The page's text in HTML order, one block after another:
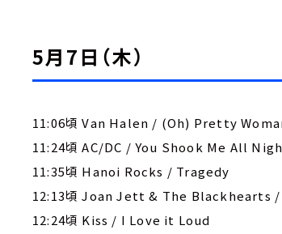
5月7日（木）
11:06頃 Van Halen / (Oh) Pretty
11:24頃 AC/DC / You Shook Me All
11:35頃 Hanoi Rocks / Tragedy
12:13頃 Joan Jett & The Blackhearts
12:24頃 Kiss / I Love it Loud